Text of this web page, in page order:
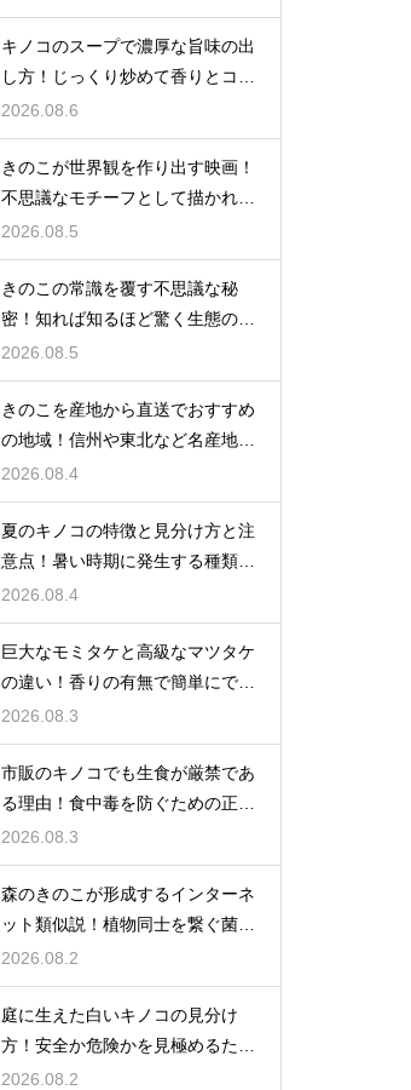
キノコのスープで濃厚な旨味の出
し方！じっくり炒めて香りとコク
を引き出す秘訣
2026.08.6
きのこが世界観を作り出す映画！
不思議なモチーフとして描かれる
名作
2026.08.5
きのこの常識を覆す不思議な秘
密！知れば知るほど驚く生態のラ
ンキング
2026.08.5
きのこを産地から直送でおすすめ
の地域！信州や東北など名産地の
美味しい味覚
2026.08.4
夏のキノコの特徴と見分け方と注
意点！暑い時期に発生する種類を
徹底解説
2026.08.4
巨大なモミタケと高級なマツタケ
の違い！香りの有無で簡単にでき
る見分け
2026.08.3
市販のキノコでも生食が厳禁であ
る理由！食中毒を防ぐための正し
い知識
2026.08.3
森のきのこが形成するインターネ
ット類似説！植物同士を繋ぐ菌根
の絆
2026.08.2
庭に生えた白いキノコの見分け
方！安全か危険かを見極めるため
の知識
2026.08.2